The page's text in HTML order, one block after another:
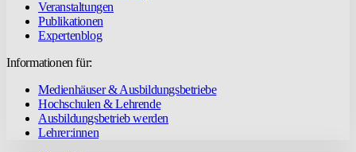
Veranstaltungen
Publikationen
Expertenblog
Informationen für:
Medienhäuser & Ausbildungsbetriebe
Hochschulen & Lehrende
Ausbildungsbetrieb werden
Lehrer:innen